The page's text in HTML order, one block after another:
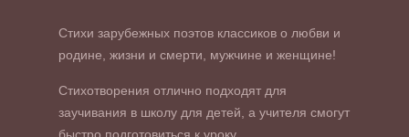
Стихи зарубежных поэтов классиков о любви и
родине, жизни и смерти, мужчине и женщине!
Стихотворения отлично подходят для
заучивания в школу для детей, а учителя смогут
быстро подготовиться к уроку.